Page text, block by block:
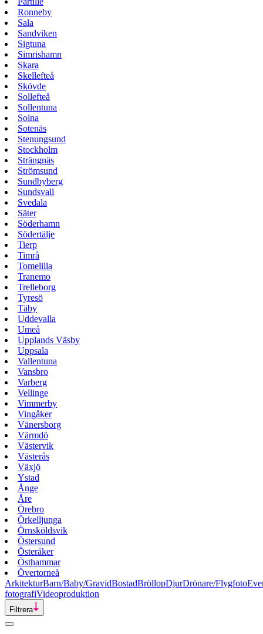
Ronneby
Sala
Sandviken
Sigtuna
Simrishamn
Skara
Skellefteå
Skövde
Sollefteå
Sollentuna
Solna
Sotenäs
Stenungsund
Stockholm
Strängnäs
Strömsund
Sundbyberg
Sundsvall
Svedala
Säter
Söderhamn
Södertälje
Tierp
Timrå
Tomelilla
Tranemo
Trelleborg
Tyresö
Täby
Uddevalla
Umeå
Upplands Väsby
Uppsala
Vallentuna
Vansbro
Varberg
Vellinge
Vimmerby
Vingåker
Vänersborg
Värmdö
Västervik
Västerås
Växjö
Ystad
Ånge
Åre
Örebro
Örkelljunga
Örnsköldsvik
Östersund
Österåker
Östhammar
Övertorneå
ArkitekturBarn/Baby/GravidBostadBröllopDjurDrönare/Flygfoto
fotografiVideoproduktion
Filtrera